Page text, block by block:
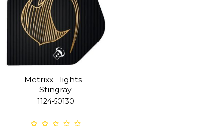
Metrixx Flights -
Stingray
1124-50130